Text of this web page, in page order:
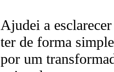
Ajudei a
ter de forma
por um